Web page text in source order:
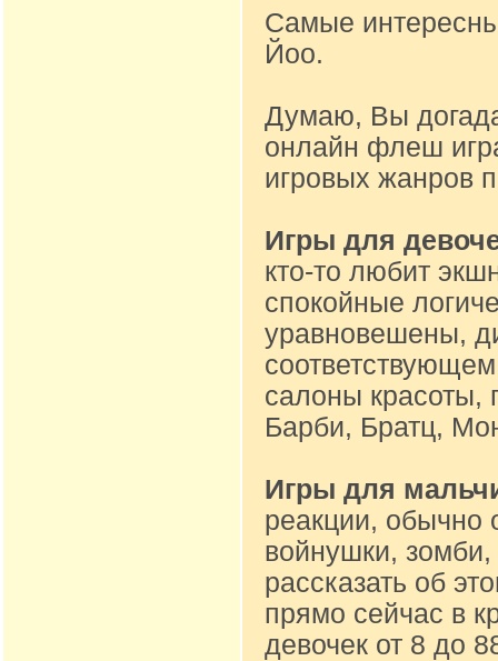
Самые
Йоо.
Думаю, Вы
онлайн флеш
игровых жанров
Игры для
кто-то любит
спокойные
уравновешены,
салоны красоты,
Барби, Братц,
Игры для
реакции, обычно
войнушки, зомби,
рассказать об
прямо сейчас в
девочек от 8 до